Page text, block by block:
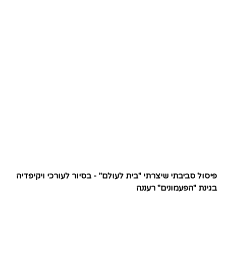
פיסול סביבתי שיצרתי "בית לעולם" - בסיור לעורכי ויקיפדיה
בגינת "הפעמונים" רעננה